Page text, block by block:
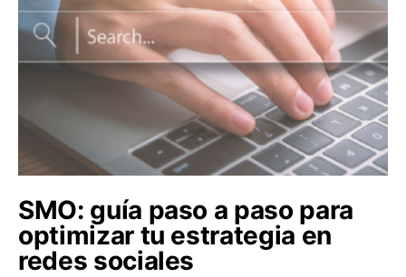
SMO: guía paso a paso para
optimizar tu estrategia en
redes sociales